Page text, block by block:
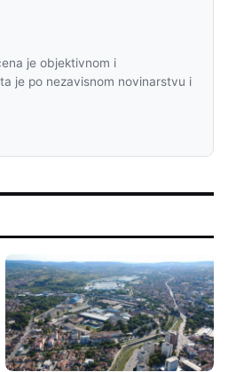
je objektivnom i
je po nezavisnom novinarstvu i